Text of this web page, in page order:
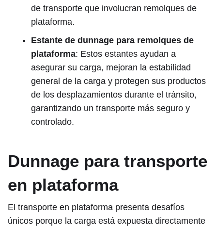
de transporte que involucran remolques de
plataforma.
Estante de dunnage para remolques de
plataforma: Estos estantes ayudan a
asegurar su carga, mejoran la estabilidad
general de la carga y protegen sus productos
de los desplazamientos durante el tránsito,
garantizando un transporte más seguro y
controlado.
Dunnage para transporte
en plataforma
El transporte en plataforma presenta desafíos
únicos porque la carga está expuesta directamente